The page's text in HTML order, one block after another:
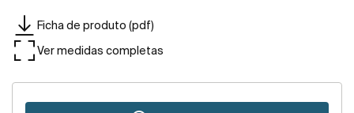
Ficha de produto (pdf)
Ver medidas completas